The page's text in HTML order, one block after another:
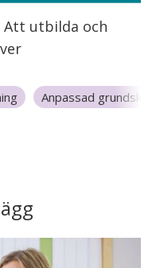
utbilda och
Anpassad grundskola